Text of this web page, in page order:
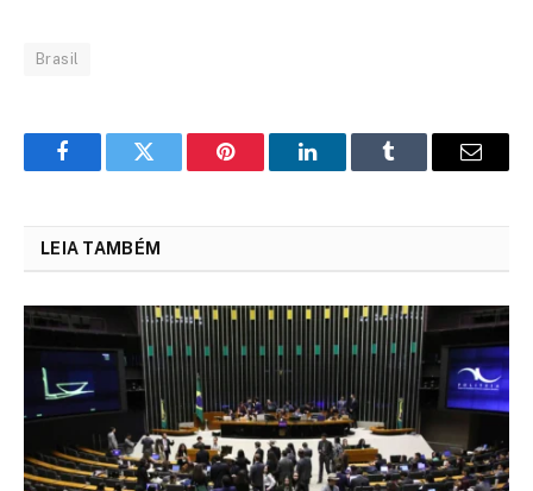
Brasil
FacebookTwitter Pinterest LinkedInTumblr Email
LEIA TAMBÉM